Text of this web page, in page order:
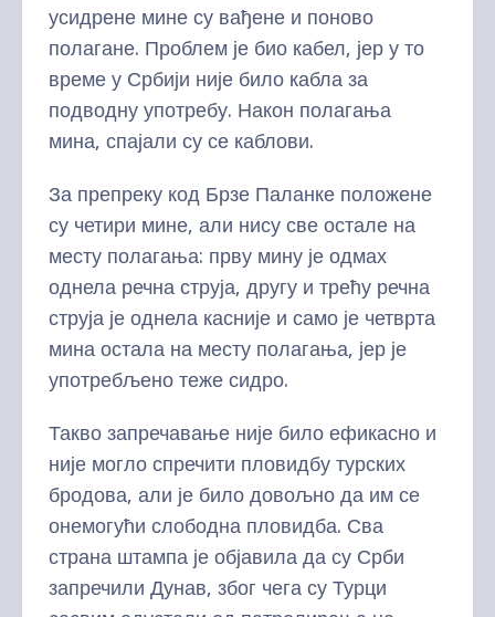
усидрене мине су вађене и поново
полагане. Проблем је био кабел, јер у то
време у Србији није било кабла за
подводну употребу. Након полагања
мина, спајали су се каблови.
За препреку код Брзе Паланке положене
су четири мине, али нису све остале на
месту полагања: прву мину је одмах
однела речна струја, другу и трећу речна
струја је однела касније и само је четврта
мина остала на месту полагања, јер је
употребљено теже сидро.
Такво запречавање није било ефикасно и
није могло спречити пловидбу турских
бродова, али је било довољно да им се
онемогући слободна пловидба. Сва
страна штампа је објавила да су Срби
запречили Дунав, због чега су Турци